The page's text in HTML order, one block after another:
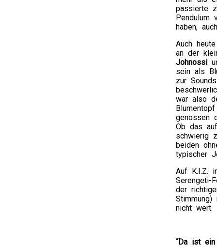
passierte
Pendulum
haben,
Auch
an der
Johnossi
sein als
zur
war also
genossen
Ob das
schwierig
beiden
typischer
Auf K.I.Z.
Serengeti-
der
nicht wert.
“Da ist ein